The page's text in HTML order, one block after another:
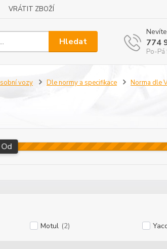
VRÁTIT ZBOŽÍ
Hledat 774
Po-
vozy Dle normy a specifikace Norma dle
Od
Motul (2)